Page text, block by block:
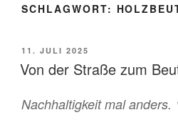
SCHLAGWORT:
VERÖFFENTLICHT
AM
11. JULI 2025
Von der Straße zum
Nachhaltigkeit mal anders.